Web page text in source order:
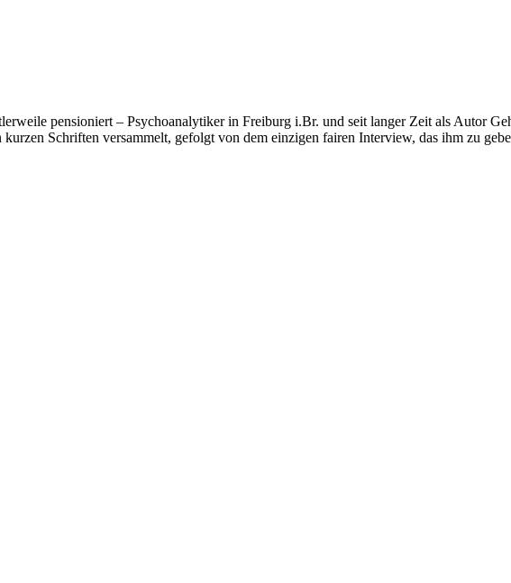
pensioniert – Psychoanalytiker in Freiburg i.Br. und seit langer Zeit als Autor
Schriften versammelt, gefolgt von dem einzigen fairen Interview, das ihm zu